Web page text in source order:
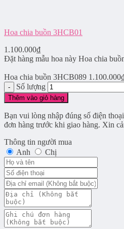
Hoa chia buồn 3HCB01
1.100.000₫
Đặt hàng mẫu hoa này Hoa chia
Hoa chia buồn 3HCB089 1.100.000
Số lượng
Thêm vào giỏ hàng
Bạn vui lòng nhập đúng số điện
đơn hàng trước khi giao hàng. Xin
Thông tin người mua
Anh
Chị